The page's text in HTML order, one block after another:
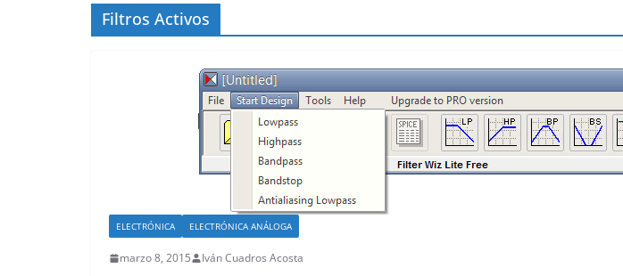
Filtros Activos
ELECTRÓNICA ELECTRÓNICA ANÁLOGA
marzo 8, 2015 Iván Cuadros Acosta